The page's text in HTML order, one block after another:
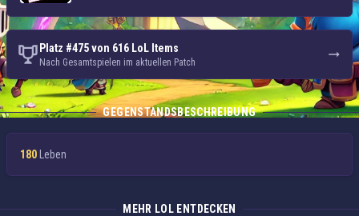
Platz #475 von 616 LoL Items
Nach Gesamtspielen im aktuellen Patch
GEGENSTANDSBESCHREIBUNG
180 Leben
MEHR LOL ENTDECKEN